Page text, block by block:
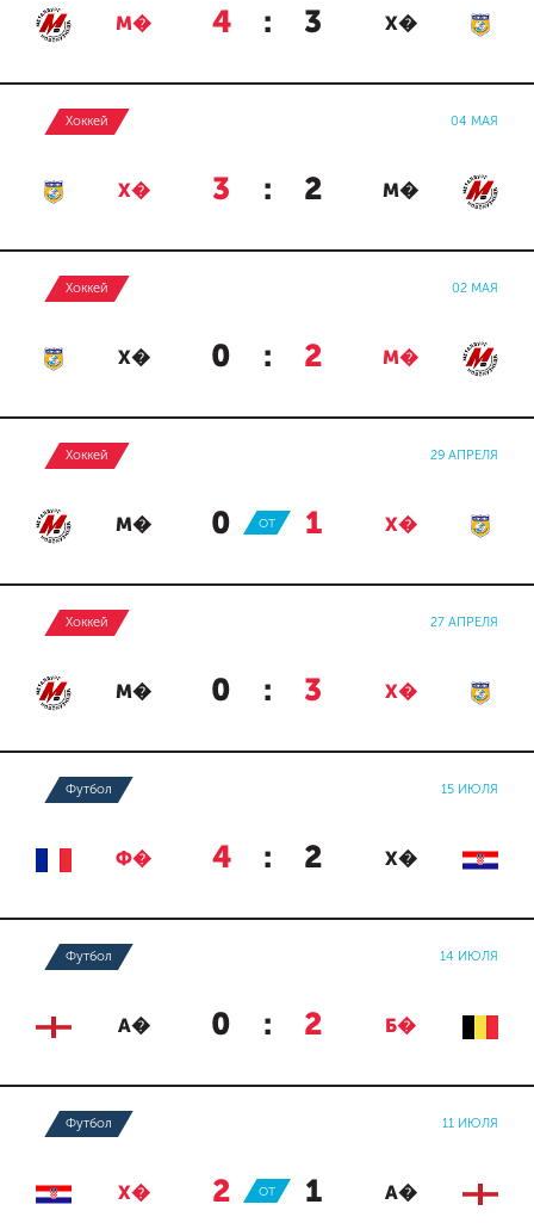
М� 4 : 3 Х�
Хоккей 04 МАЯ
Х� 3 : 2 М�
Хоккей 02 МАЯ
Х� 0 : 2 М�
Хоккей 29 АПРЕЛЯ
М� 0 : 1 Х�
ОТ
Хоккей 27 АПРЕЛЯ
М� 0 : 3 Х�
Футбол 15 ИЮЛЯ
Ф� 4 : 2 Х�
Футбол 14 ИЮЛЯ
А� 0 : 2 Б�
Футбол 11 ИЮЛЯ
Х� 2 : 1 А�
ОТ